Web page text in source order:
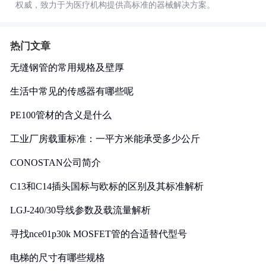
权威，致力于为医疗机构提供高标准的器械解决方案。
热门文章
无缝钢管的常用规格及壁厚
生活中常见的传感器有哪些呢
PE100管材的含义是什么
工业厂房载重标准：一平方米能承受多少公斤
CONOSTAN公司简介
C13和C14插头国标与欧标的区别及其标准解析
LGJ-240/30导线参数及载流量解析
寻找nce01p30k MOSFET管的合适替代型号
电梯的尺寸有哪些规格